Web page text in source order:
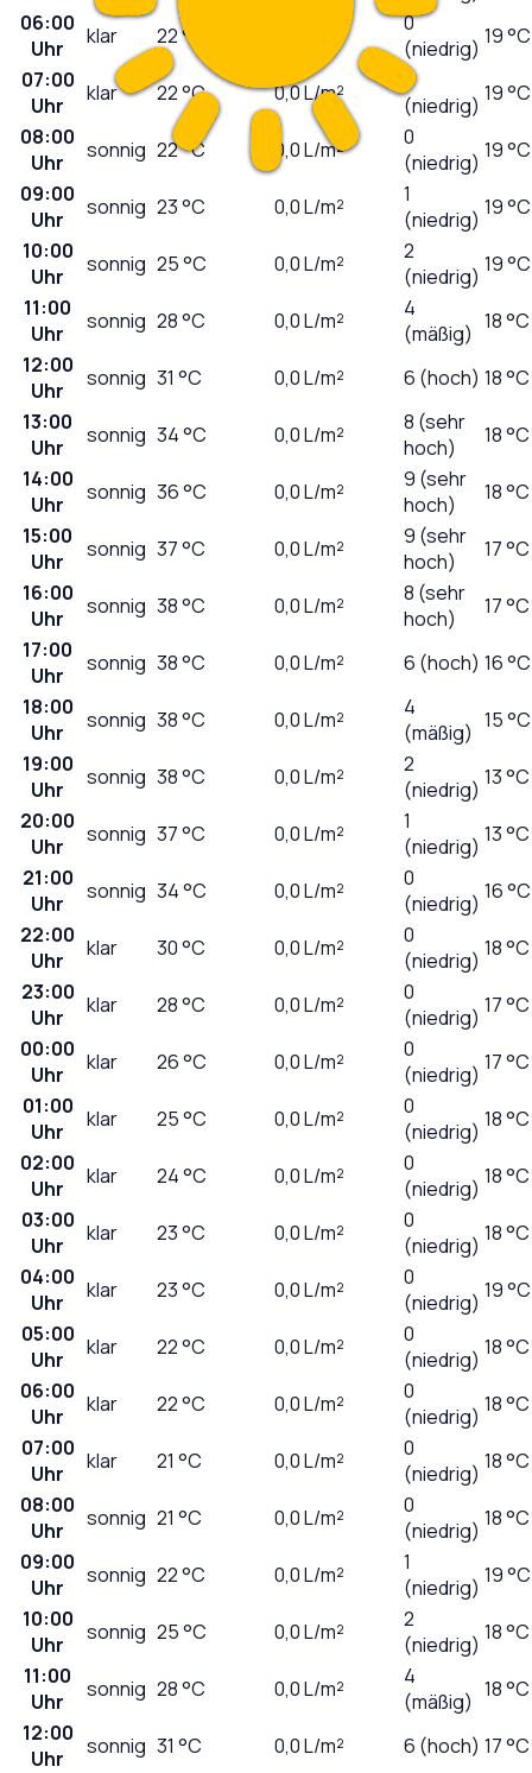
06:00
Uhr
klar 22°C
0
(niedrig) 19 °C
07:00
Uhr
klar 22°C 0,0L/m²
0
(niedrig) 19 °C
08:00
Uhr
sonnig 22°C 0,0L/m²
0
(niedrig) 19 °C
09:00
Uhr
sonnig 23°C 0,0L/m²
1
(niedrig) 19 °C
10:00
Uhr
sonnig 25°C 0,0L/m²
2
(niedrig) 19 °C
11:00
Uhr
sonnig 28°C 0,0L/m²
4
(mäßig) 18 °C
12:00
Uhr
sonnig 31 °C 0,0L/m² 6 (hoch) 18 °C
13:00
Uhr
sonnig 34°C 0,0L/m²
8 (sehr
hoch)
18 °C
14:00
Uhr
sonnig 36°C 0,0L/m²
9 (sehr
hoch)
18 °C
15:00
Uhr
sonnig 37°C 0,0L/m²
9 (sehr
hoch)
17 °C
16:00
Uhr
sonnig 38°C 0,0L/m²
8 (sehr
hoch)
17 °C
17:00
Uhr
sonnig 38°C 0,0L/m² 6 (hoch) 16 °C
18:00
Uhr
sonnig 38°C 0,0L/m²
4
(mäßig) 15 °C
19:00
Uhr
sonnig 38°C 0,0L/m²
2
(niedrig) 13 °C
20:00
Uhr
sonnig 37°C 0,0L/m²
1
(niedrig) 13 °C
21:00
Uhr
sonnig 34°C 0,0L/m²
0
(niedrig) 16 °C
22:00
Uhr
klar 30°C 0,0L/m²
0
(niedrig) 18 °C
23:00
Uhr
klar 28°C 0,0L/m²
0
(niedrig) 17 °C
00:00
Uhr
klar 26°C 0,0L/m²
0
(niedrig) 17 °C
01:00
Uhr
klar 25°C 0,0L/m²
0
(niedrig) 18 °C
02:00
Uhr
klar 24°C 0,0L/m²
0
(niedrig) 18 °C
03:00
Uhr
klar 23°C 0,0L/m²
0
(niedrig) 18 °C
04:00
Uhr
klar 23°C 0,0L/m²
0
(niedrig) 19 °C
05:00
Uhr
klar 22°C 0,0L/m²
0
(niedrig) 18 °C
06:00
Uhr
klar 22°C 0,0L/m²
0
(niedrig) 18 °C
07:00
Uhr
klar 21 °C 0,0L/m²
0
(niedrig) 18 °C
08:00
Uhr
sonnig 21 °C 0,0L/m²
0
(niedrig) 18 °C
09:00
Uhr
sonnig 22°C 0,0L/m²
1
(niedrig) 19 °C
10:00
Uhr
sonnig 25°C 0,0L/m²
2
(niedrig) 18 °C
11:00
Uhr
sonnig 28°C 0,0L/m²
4
(mäßig) 18 °C
12:00
Uhr
sonnig 31 °C 0,0L/m² 6 (hoch) 17 °C